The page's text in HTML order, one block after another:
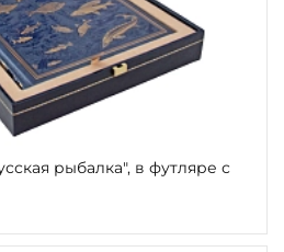
рыбалка", в футляре с